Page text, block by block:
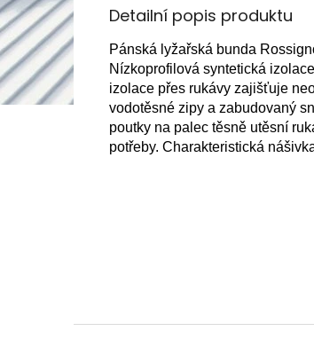
Detailní popis produktu
Pánská lyžařská bunda
Nízkoprofilová syntetická
izolace přes rukávy zajišťuje
vodotěsné zipy a zabudovaný
poutky na palec těsně utěsní
potřeby. Charakteristická